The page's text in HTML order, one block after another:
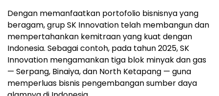
Dengan memanfaatkan portofolio bisnisnya yang
beragam, grup SK Innovation telah membangun dan
mempertahankan kemitraan yang kuat dengan
Indonesia. Sebagai contoh, pada tahun 2025, SK
Innovation mengamankan tiga blok minyak dan gas
— Serpang, Binaiya, dan North Ketapang — guna
memperluas bisnis pengembangan sumber daya